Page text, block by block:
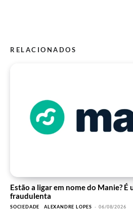
RELACIONADOS
Estão a ligar em nome do Manie? É
fraudulenta
SOCIEDADE ALEXANDRE LOPES - 06/08/2026